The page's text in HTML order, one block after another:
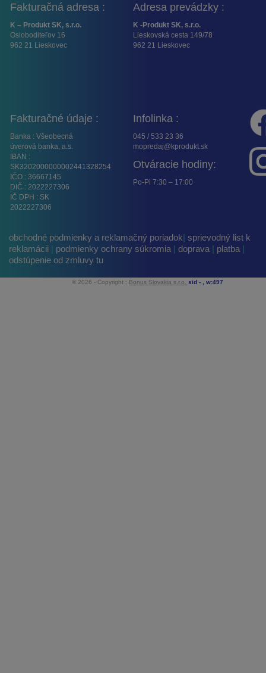
Fakturačná adresa :
K – Produkt SK, s.r.o.
Osloboditeľov 16
962 21 Lieskovec
Adresa prevádzky :
K -Produkt SK, s.r.o.
Lieskovská cesta 149/78
962 21 Lieskovec
Fakturačné údaje :
Banka : Všeobecná
úverová banka, a.s.
IBAN :
SK3202000000002441328254
IČO : 36667145
DIČ : 2022227306
IČ DPH : SK
2022227306
Infolinka :
045 / 533 23 36
mopredaj@kprodukt.sk
Otváracie hodiny:
Po-Pi 7:30 – 17:00
obchodné podmienky a reklamačný poriadok| sprievodný list k
reklamácii
podmienky ochrany súkromia | doprava | platba |
odstúpenie od zmluvy tu
© 2026 - Copyright : Bonus Slovakia s.r.o. sid - , w:497